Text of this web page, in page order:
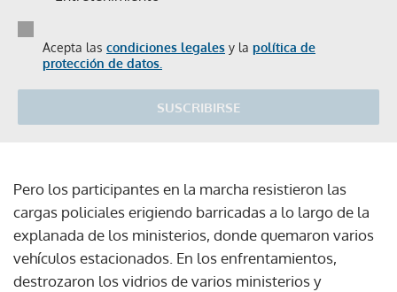
Acepta las condiciones legales y la política de
protección de datos.
SUSCRIBIRSE
Pero los participantes en la marcha resistieron las
cargas policiales erigiendo barricadas a lo largo de la
explanada de los ministerios, donde quemaron varios
vehículos estacionados. En los enfrentamientos,
destrozaron los vidrios de varios ministerios y